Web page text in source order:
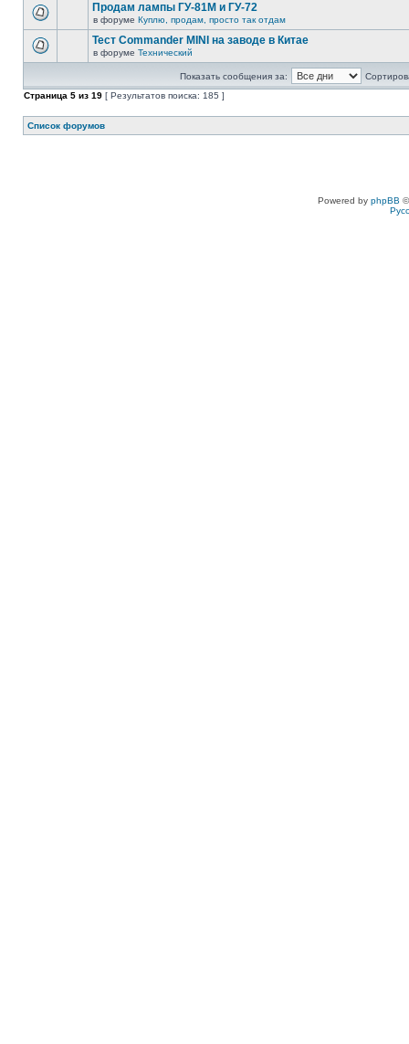
Продам лампы ГУ-81М и ГУ-72
в форуме Куплю, продам, просто так отдам
Тест Commander MINI на заводе в Китае
в форуме Технический
Показать сообщения за:
Страница 5 из 19 [ Результатов поиска: 185 ]
Список форумов
Powered by phpBB